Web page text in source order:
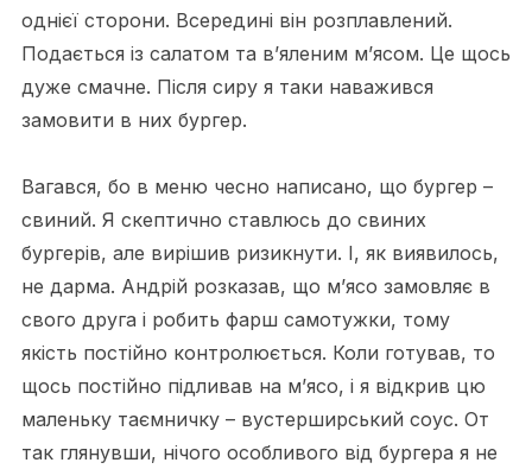
однієї сторони. Всередині він розплавлений.
Подається із салатом та в’яленим м’ясом. Це щось
дуже смачне. Після сиру я таки наважився
замовити в них бургер.
Вагався, бо в меню чесно написано, що бургер –
свиний. Я скептично ставлюсь до свиних
бургерів, але вирішив ризикнути. І, як виявилось,
не дарма. Андрій розказав, що м’ясо замовляє в
свого друга і робить фарш самотужки, тому
якість постійно контролюється. Коли готував, то
щось постійно підливав на м’ясо, і я відкрив цю
маленьку таємничку – вустерширський соус. От
так глянувши, нічого особливого від бургера я не